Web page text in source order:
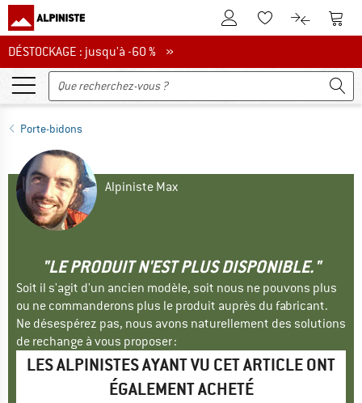
Vers le compte client
Vers la liste
Vers le
DÉSTOCKAGE : jusqu'à -60 %
DÉSTOCKAGE : jusqu'à -60 % »
Porte-bidons
Alpiniste Max
"LE PRODUIT N'EST PLUS DISPONIBLE."
Soit il s'agit d'un ancien modèle, soit nous ne pouvons plus
ou ne commanderons plus le produit auprès du fabricant.
Ne désespérez pas, nous avons naturellement des solutions
de rechange à vous proposer :
LES ALPINISTES AYANT VU CET ARTICLE ONT
ÉGALEMENT ACHETÉ